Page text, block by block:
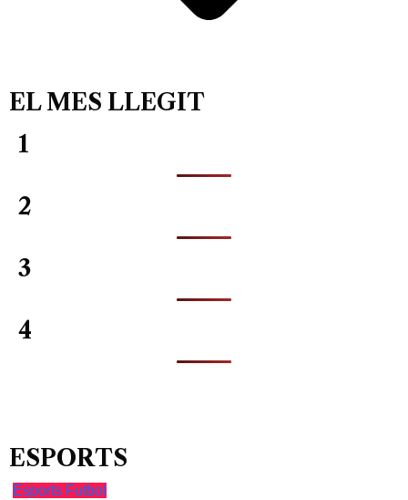
EL MES LLEGIT
1
2
3
4
ESPORTS
Esports Futbol